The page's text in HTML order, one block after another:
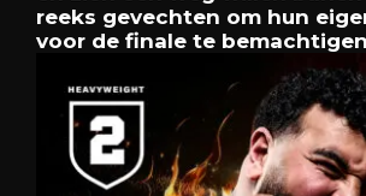
reeks gevechten om hun
voor de finale te